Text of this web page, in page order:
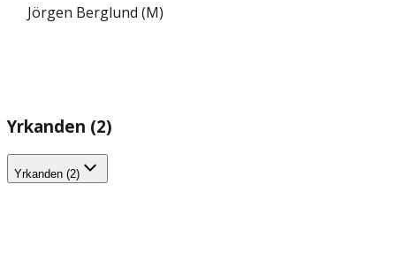
Jörgen Berglund (M)
Yrkanden (2)
Yrkanden (2)